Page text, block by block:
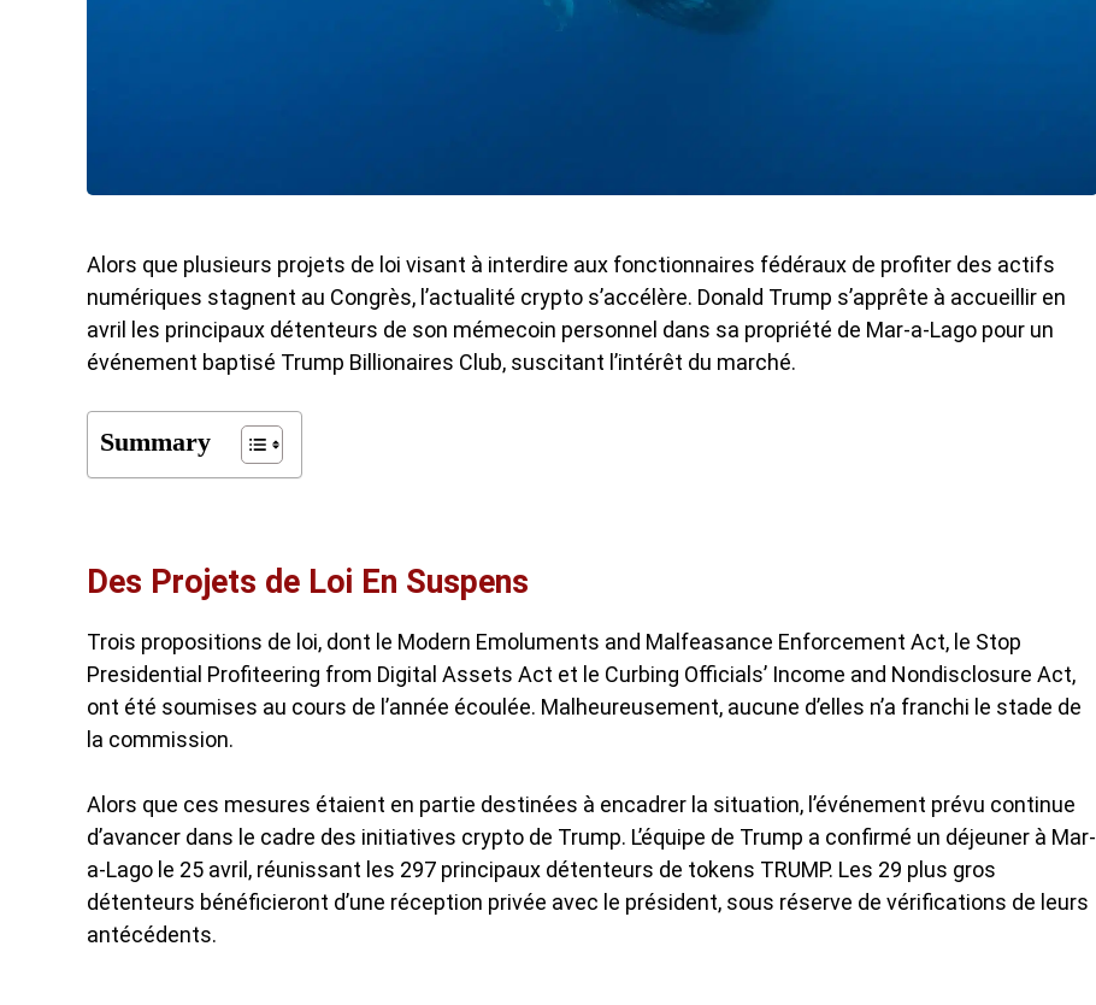
Alors que plusieurs projets de loi visant à interdire aux fonctionnaires fédéraux de profiter des actifs
numériques stagnent au Congrès, l’actualité crypto s’accélère. Donald Trump s’apprête à accueillir en
avril les principaux détenteurs de son mémecoin personnel dans sa propriété de Mar-a-Lago pour un
événement baptisé Trump Billionaires Club, suscitant l’intérêt du marché.
Summary
Des Projets de Loi En Suspens
Trois propositions de loi, dont le Modern Emoluments and Malfeasance Enforcement Act, le Stop
Presidential Profiteering from Digital Assets Act et le Curbing Officials’ Income and Nondisclosure Act,
ont été soumises au cours de l’année écoulée. Malheureusement, aucune d’elles n’a franchi le stade de
la commission.
Alors que ces mesures étaient en partie destinées à encadrer la situation, l’événement prévu continue
d’avancer dans le cadre des initiatives crypto de Trump. L’équipe de Trump a confirmé un déjeuner à Mar-
a-Lago le 25 avril, réunissant les 297 principaux détenteurs de tokens TRUMP. Les 29 plus gros
détenteurs bénéficieront d’une réception privée avec le président, sous réserve de vérifications de leurs
antécédents.